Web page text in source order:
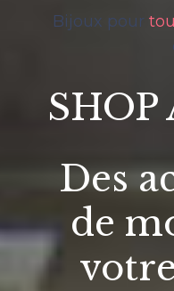
Bijoux pour
SHOP
Des
de